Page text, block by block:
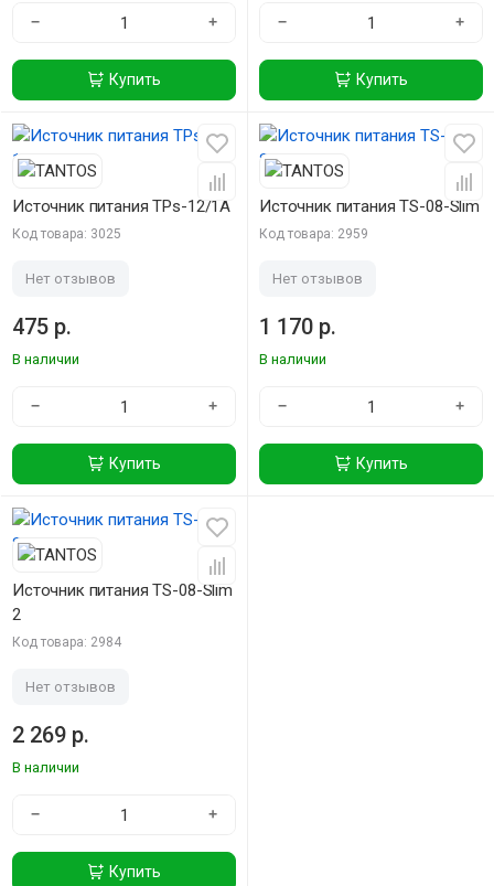
− +
Купить
− +
Купить
Источник питания TPs-12/1А
Код товара: 3025
Нет отзывов
475 р.
В наличии
− +
Купить
Источник питания TS-08-Slim
Код товара: 2959
Нет отзывов
1 170 р.
В наличии
− +
Купить
Источник питания TS-08-Slim
2
Код товара: 2984
Нет отзывов
2 269 р.
В наличии
− +
Купить